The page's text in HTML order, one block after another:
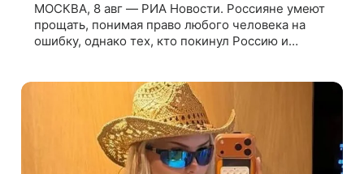
МОСКВА, 8 авг — РИА Новости. Россияне умеют
прощать, понимая право любого человека на
ошибку, однако тех, кто покинул Россию и